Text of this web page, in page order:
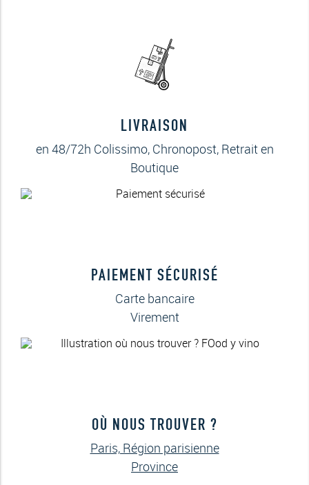
LIVRAISON
en 48/72h Colissimo, Chronopost, Retrait en
Boutique
PAIEMENT SÉCURISÉ
Carte bancaire
Virement
OÙ NOUS TROUVER ?
Paris, Région parisienne
Province